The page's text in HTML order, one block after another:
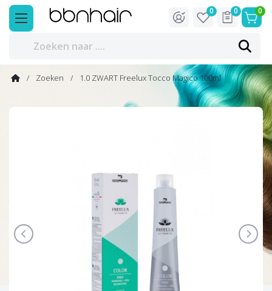
0
0
0
Zoeken 1.0 ZWART Freelux Tocco Magico 100ml